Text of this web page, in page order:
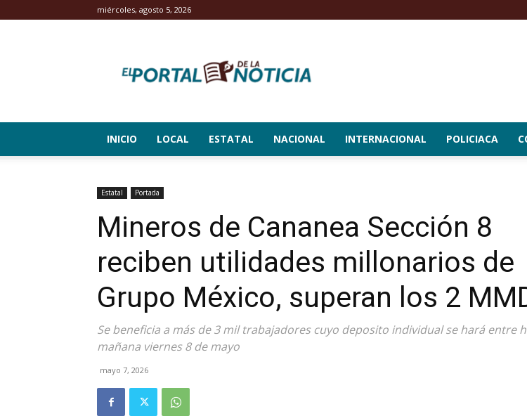
miércoles, agosto 5, 2026
Portal
de
INICIO LOCAL ESTATAL NACIONAL INTERNACIONAL POLICIACA
Estatal Portada
Mineros de Cananea Sección 8
reciben utilidades millonarios de
Grupo México, superan los 2
Se beneficia a más de 3 mil trabajadores cuyo deposito individual se hará entre
mañana viernes 8 de mayo
mayo 7, 2026